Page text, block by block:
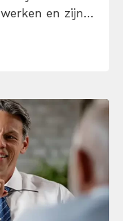
en zijn
voor de